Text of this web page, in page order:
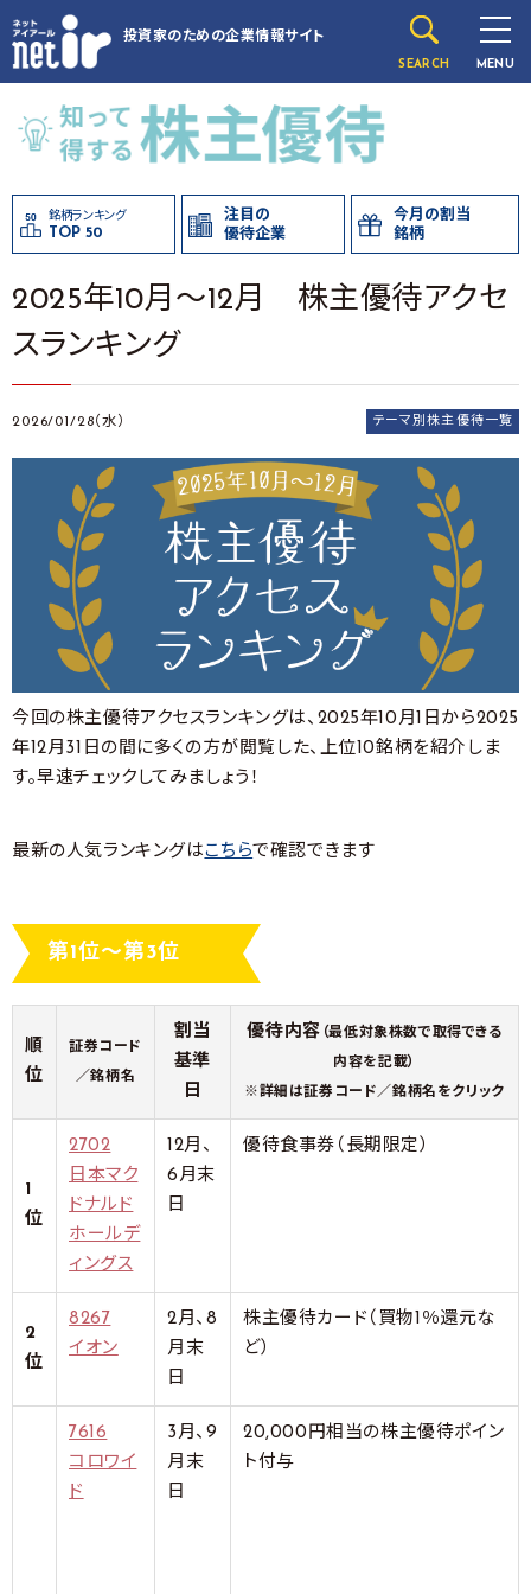
投資家のための企業情報サイト
SEARCH MENU
銘柄ランキング
TOP 50
注目の
優待企業
今月の割当
銘柄
2025年10月～12月 株主優待アクセ
スランキング
2026/01/28（水） テーマ別株主優待一覧
今回の株主優待アクセスランキングは、2025年10月1日から2025
年12月31日の間に多くの方が閲覧した、上位10銘柄を紹介しま
す。早速チェックしてみましょう！
最新の人気ランキングはこちら で確認できます
第1位～第3位
順
位
証券コード
／銘柄名
割当
基準
日
優待内容 （最低対象株数で取得できる
内容を記載）
※詳細は証券コード／銘柄名をクリック
1
位
2702
日本マク
ドナルド
ホールデ
ィングス
12月、
6月末
日
優待食事券（長期限定）
2
位
8267
イオン
2月、8
月末
日
株主優待カード（買物1％還元な
ど）
7616
コロワイ
ド
3月、9
月末
日
20,000円相当の株主優待ポイン
ト付与